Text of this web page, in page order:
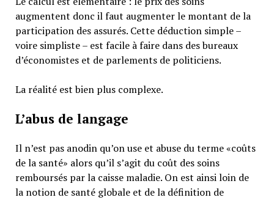
augmentent donc il faut augmenter le montant de la
participation des assurés. Cette déduction simple –
voire simpliste – est facile à faire dans des bureaux
d’économistes et de parlements de politiciens.
La réalité est bien plus complexe.
L’abus de langage
Il n’est pas anodin qu’on use et abuse du terme «coûts
de la santé» alors qu’il s’agit du coût des soins
remboursés par la caisse maladie. On est ainsi loin de
la notion de santé globale et de la définition de